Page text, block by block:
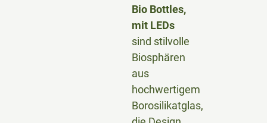
Bio Bottles,
mit LEDs
sind stilvolle
Biosphären
aus
hochwertigem
Borosilikatglas,